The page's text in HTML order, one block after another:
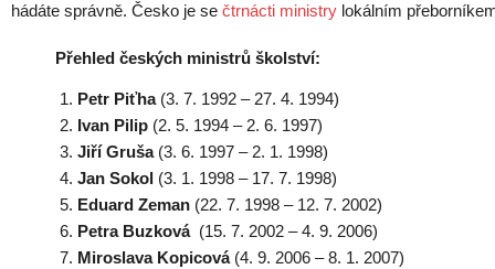
hádáte správně. Česko je se čtrnácti ministry lokálním
Přehled českých ministrů školství:
Petr Piťha(3. 7. 1992 – 27. 4. 1994)
Ivan Pilip (2. 5. 1994 – 2. 6. 1997)
Jiří Gruša(3. 6. 1997 – 2. 1. 1998)
Jan Sokol (3. 1. 1998 – 17. 7. 1998)
Eduard Zeman (22. 7. 1998 – 12. 7. 2002)
Petra Buzková(15. 7. 2002 – 4. 9. 2006)
Miroslava Kopicová(4. 9. 2006 – 8. 1. 2007)